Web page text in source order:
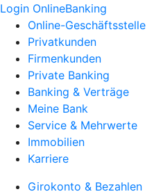
Login OnlineBanking
Online-Geschäftsstelle
Privatkunden
Firmenkunden
Private Banking
Banking & Verträge
Meine Bank
Service & Mehrwerte
Immobilien
Karriere
Girokonto & Bezahlen